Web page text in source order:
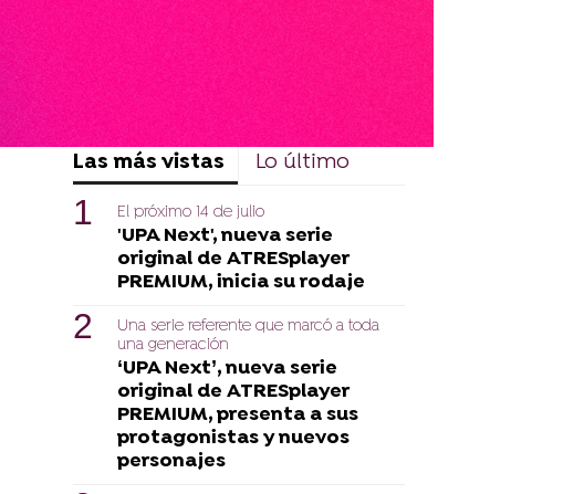
Las más vistas Lo último
El próximo 14 de julio
'UPA Next', nueva serie
original de ATRESplayer
PREMIUM, inicia su rodaje
Una serie referente que marcó a toda
una generación
‘UPA Next’, nueva serie
original de ATRESplayer
PREMIUM, presenta a sus
protagonistas y nuevos
personajes